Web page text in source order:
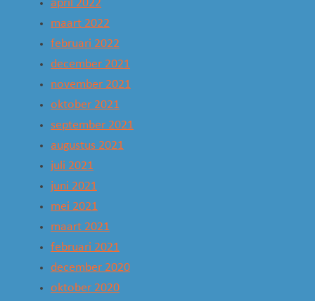
april 2022
maart 2022
februari 2022
december 2021
november 2021
oktober 2021
september 2021
augustus 2021
juli 2021
juni 2021
mei 2021
maart 2021
februari 2021
december 2020
oktober 2020